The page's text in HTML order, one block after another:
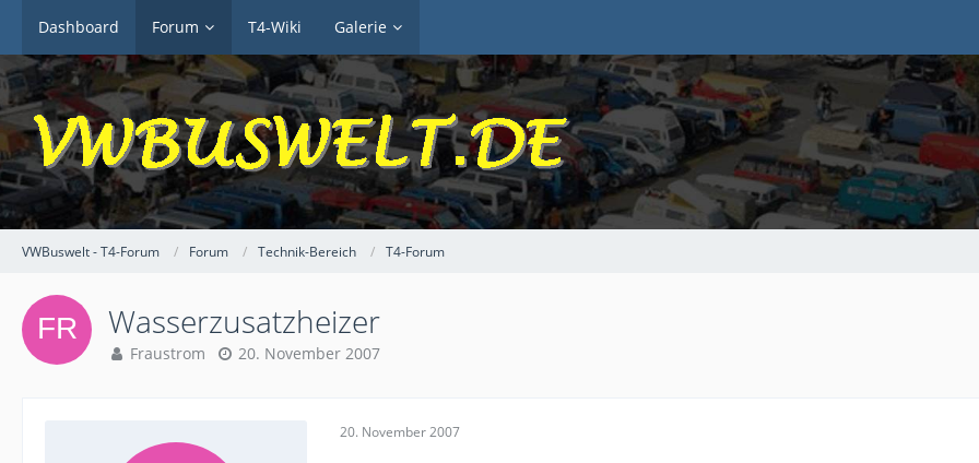
Dashboard Forum T4-Wiki Galerie
VWBuswelt - T4-Forum Forum Technik-Bereich T4-Forum
Wasserzusatzheizer
Fraustrom 20. November 2007
20. November 2007